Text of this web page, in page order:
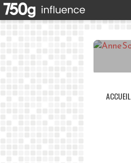
ACCUEIL